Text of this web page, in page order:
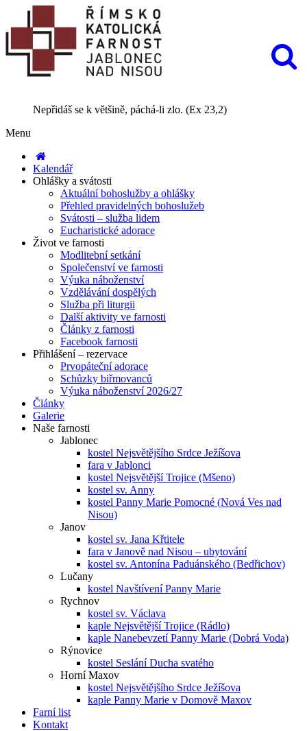
Nepřidáš se k většině, páchá-li zlo. (Ex 23,2)
Menu
Kalendář
Ohlášky a svátosti
Aktuální bohoslužby a ohlášky
Přehled pravidelných bohoslužeb
Svátosti – služba lidem
Eucharistické adorace
Život ve farnosti
Modlitební setkání
Společenství ve farnosti
Výuka náboženství
Vzdělávání dospělých
Služba při liturgii
Další aktivity ve farnosti
Články z farnosti
Facebook farnosti
Přihlášení – rezervace
Prvopáteční adorace
Schůzky biřmovanců
Výuka náboženství 2026/27
Články
Galerie
Naše farnosti
Jablonec
kostel Nejsvětějšího Srdce Ježíšova
fara v Jablonci
kostel Nejsvětější Trojice (Mšeno)
kostel sv. Anny
kostel Panny Marie Pomocné (Nová Ves nad
Nisou)
Janov
kostel sv. Jana Křtitele
fara v Janově nad Nisou – ubytování
kostel sv. Antonína Paduánského (Bedřichov)
Lučany
kostel Navštívení Panny Marie
Rychnov
kostel sv. Václava
kaple Nejsvětější Trojice (Rádlo)
kaple Nanebevzetí Panny Marie (Dobrá Voda)
Rýnovice
kostel Seslání Ducha svatého
Horní Maxov
kostel Nejsvětějšího Srdce Ježíšova
kaple Panny Marie v Domově Maxov
Farní list
Kontakt